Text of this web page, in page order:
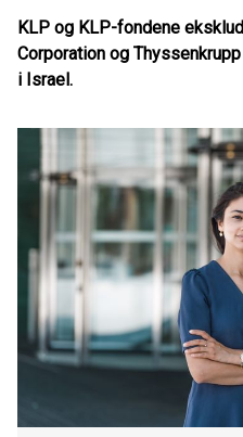
KLP og KLP-fondene
Corporation og
i Israel.